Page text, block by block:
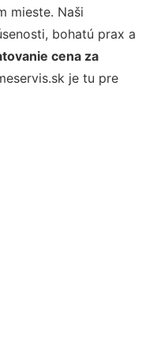
mieste. Naši
bohatú prax a
cena za
je tu pre